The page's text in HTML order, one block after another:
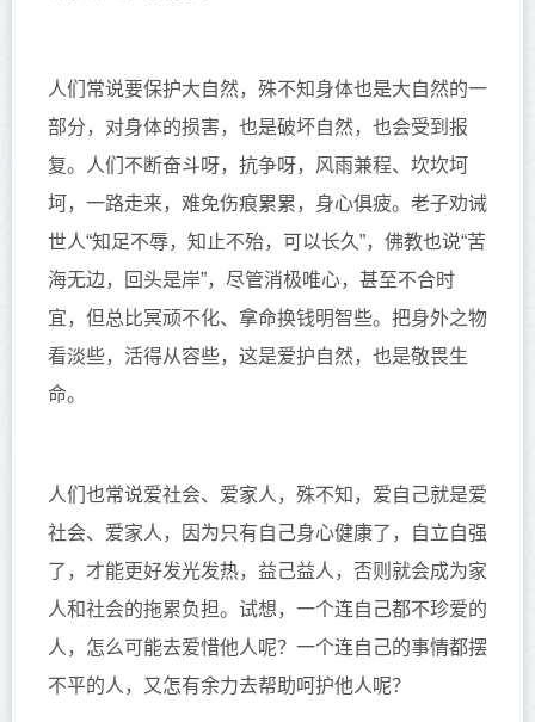
人们常说要保护大自然，殊不知身体也是大自然的一
部分，对身体的损害，也是破坏自然，也会受到报
复。人们不断奋斗呀，抗争呀，风雨兼程、坎坎坷
坷，一路走来，难免伤痕累累，身心俱疲。老子劝诫
世人“知足不辱，知止不殆，可以长久”，佛教也说“苦
海无边，回头是岸”，尽管消极唯心，甚至不合时
宜，但总比冥顽不化、拿命换钱明智些。把身外之物
看淡些，活得从容些，这是爱护自然，也是敬畏生
命。
人们也常说爱社会、爱家人，殊不知，爱自己就是爱
社会、爱家人，因为只有自己身心健康了，自立自强
了，才能更好发光发热，益己益人，否则就会成为家
人和社会的拖累负担。试想，一个连自己都不珍爱的
人，怎么可能去爱惜他人呢？一个连自己的事情都摆
不平的人，又怎有余力去帮助呵护他人呢？